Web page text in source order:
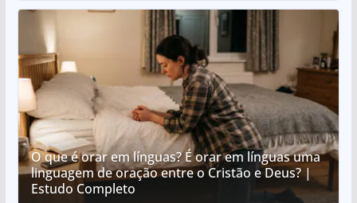
O que é orar em línguas? É orar em línguas uma
linguagem de oração entre o Cristão e Deus? |
Estudo Completo